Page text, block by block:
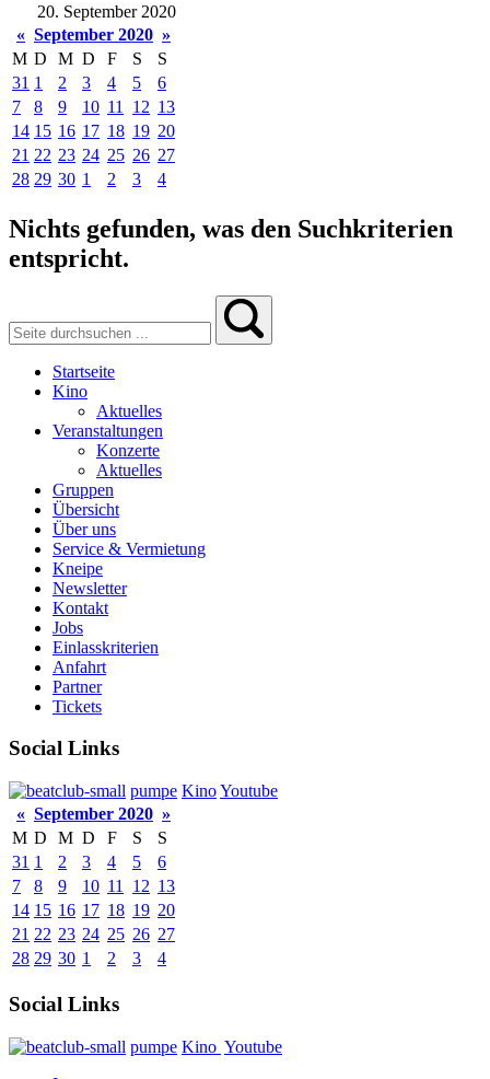
20. September 2020
« September 2020 »
M D M D F S
S
31 1 2 3 4 5
6
7
8 9 10 11 12 13
14 15 16 17 18 19 20
21 22 23 24 25 26 27
28 29 30 1 2 3 4
Nichts gefunden, was den Suchkriterien
entspricht.
Startseite
Kino
Aktuelles
Veranstaltungen
Konzerte
Aktuelles
Gruppen
Übersicht
Über uns
Service & Vermietung
Kneipe
Newsletter
Kontakt
Jobs
Einlasskriterien
Anfahrt
Partner
Tickets
Social Links
pumpe KinoYoutube
« September 2020 »
M D M D F S
S
31 1 2 3 4 5
6
7
8 9 10 11 12 13
14 15 16 17 18 19 20
21 22 23 24 25 26 27
28 29 30 1 2 3 4
Social Links
pumpe Kino Youtube